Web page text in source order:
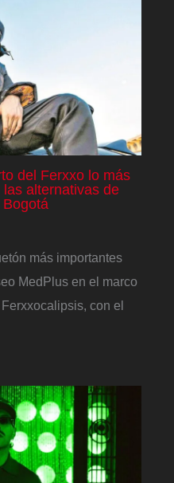
del Ferxxo lo más
alternativas de
más importantes
MedPlus en el marco
con el